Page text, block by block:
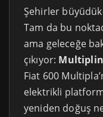
Şehirler
Tam da bu
ama geleceğe
çıkıyor:
Fiat 600
elektrikli
yeniden doğuş